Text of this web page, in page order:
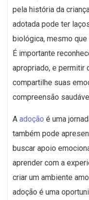
pela história da
adotada pode ter
biológica, mesmo
É importante
apropriado, e permitir
compartilhe suas
compreensão
A adoção é uma
também pode
buscar apoio
aprender com a
criar um ambiente
adoção é uma